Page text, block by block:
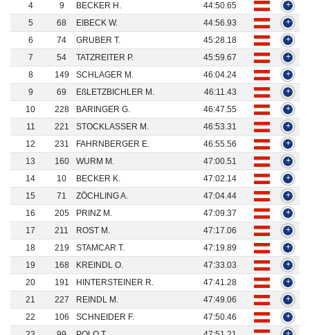
4
9 BECKER H. 44:50.65
+
5
68 EIBECK W. 44:56.93
+
6
74 GRUBER T. 45:28.18
+
7
54 TATZREITER P. 45:59.67
+
8
149 SCHLAGER M. 46:04.24
+
9
69 EßLETZBICHLER M. 46:11.43
+
10
228 BARINGER G. 46:47.55
+
11
221 STOCKLASSER M. 46:53.31
+
12
231 FAHRNBERGER E. 46:55.56
+
13
160 WURM M. 47:00.51
+
14
10 BECKER K. 47:02.14
+
15
71 ZÖCHLING A. 47:04.44
+
16
205 PRINZ M. 47:09.37
+
17
211 ROST M. 47:17.06
+
18
219 STAMCAR T. 47:19.89
+
19
168 KREINDL O. 47:33.03
+
20
191 HINTERSTEINER R. 47:41.28
+
21
227 REINDL M. 47:49.06
+
22
106 SCHNEIDER F. 47:50.46
+